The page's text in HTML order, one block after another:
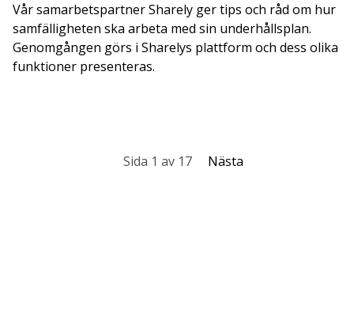
Vår samarbetspartner Sharely ger tips och råd om hur
samfälligheten ska arbeta med sin underhållsplan.
Genomgången görs i Sharelys plattform och dess olika
funktioner presenteras.
Sida 1 av 17 Nästa